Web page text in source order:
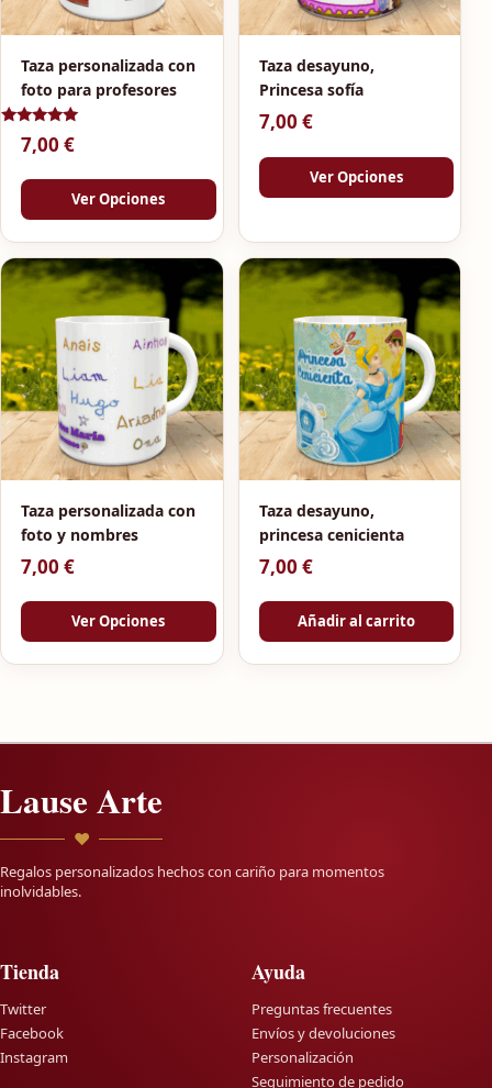
Taza personalizada con
foto para profesores
Valorado
de 5
7,00 €
Ver Opciones
Taza desayuno,
Princesa sofía
7,00 €
Ver Opciones
Taza personalizada con
foto y nombres
7,00 €
Ver Opciones
Taza desayuno,
princesa cenicienta
7,00 €
Añadir al carrito
Lause Arte
♥
Regalos personalizados hechos con cariño para momentos
inolvidables.
Tienda
Twitter
Facebook
Instagram
Ayuda
Preguntas frecuentes
Envíos y devoluciones
Personalización
Seguimiento de pedido